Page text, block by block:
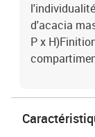
d'acacia
P x